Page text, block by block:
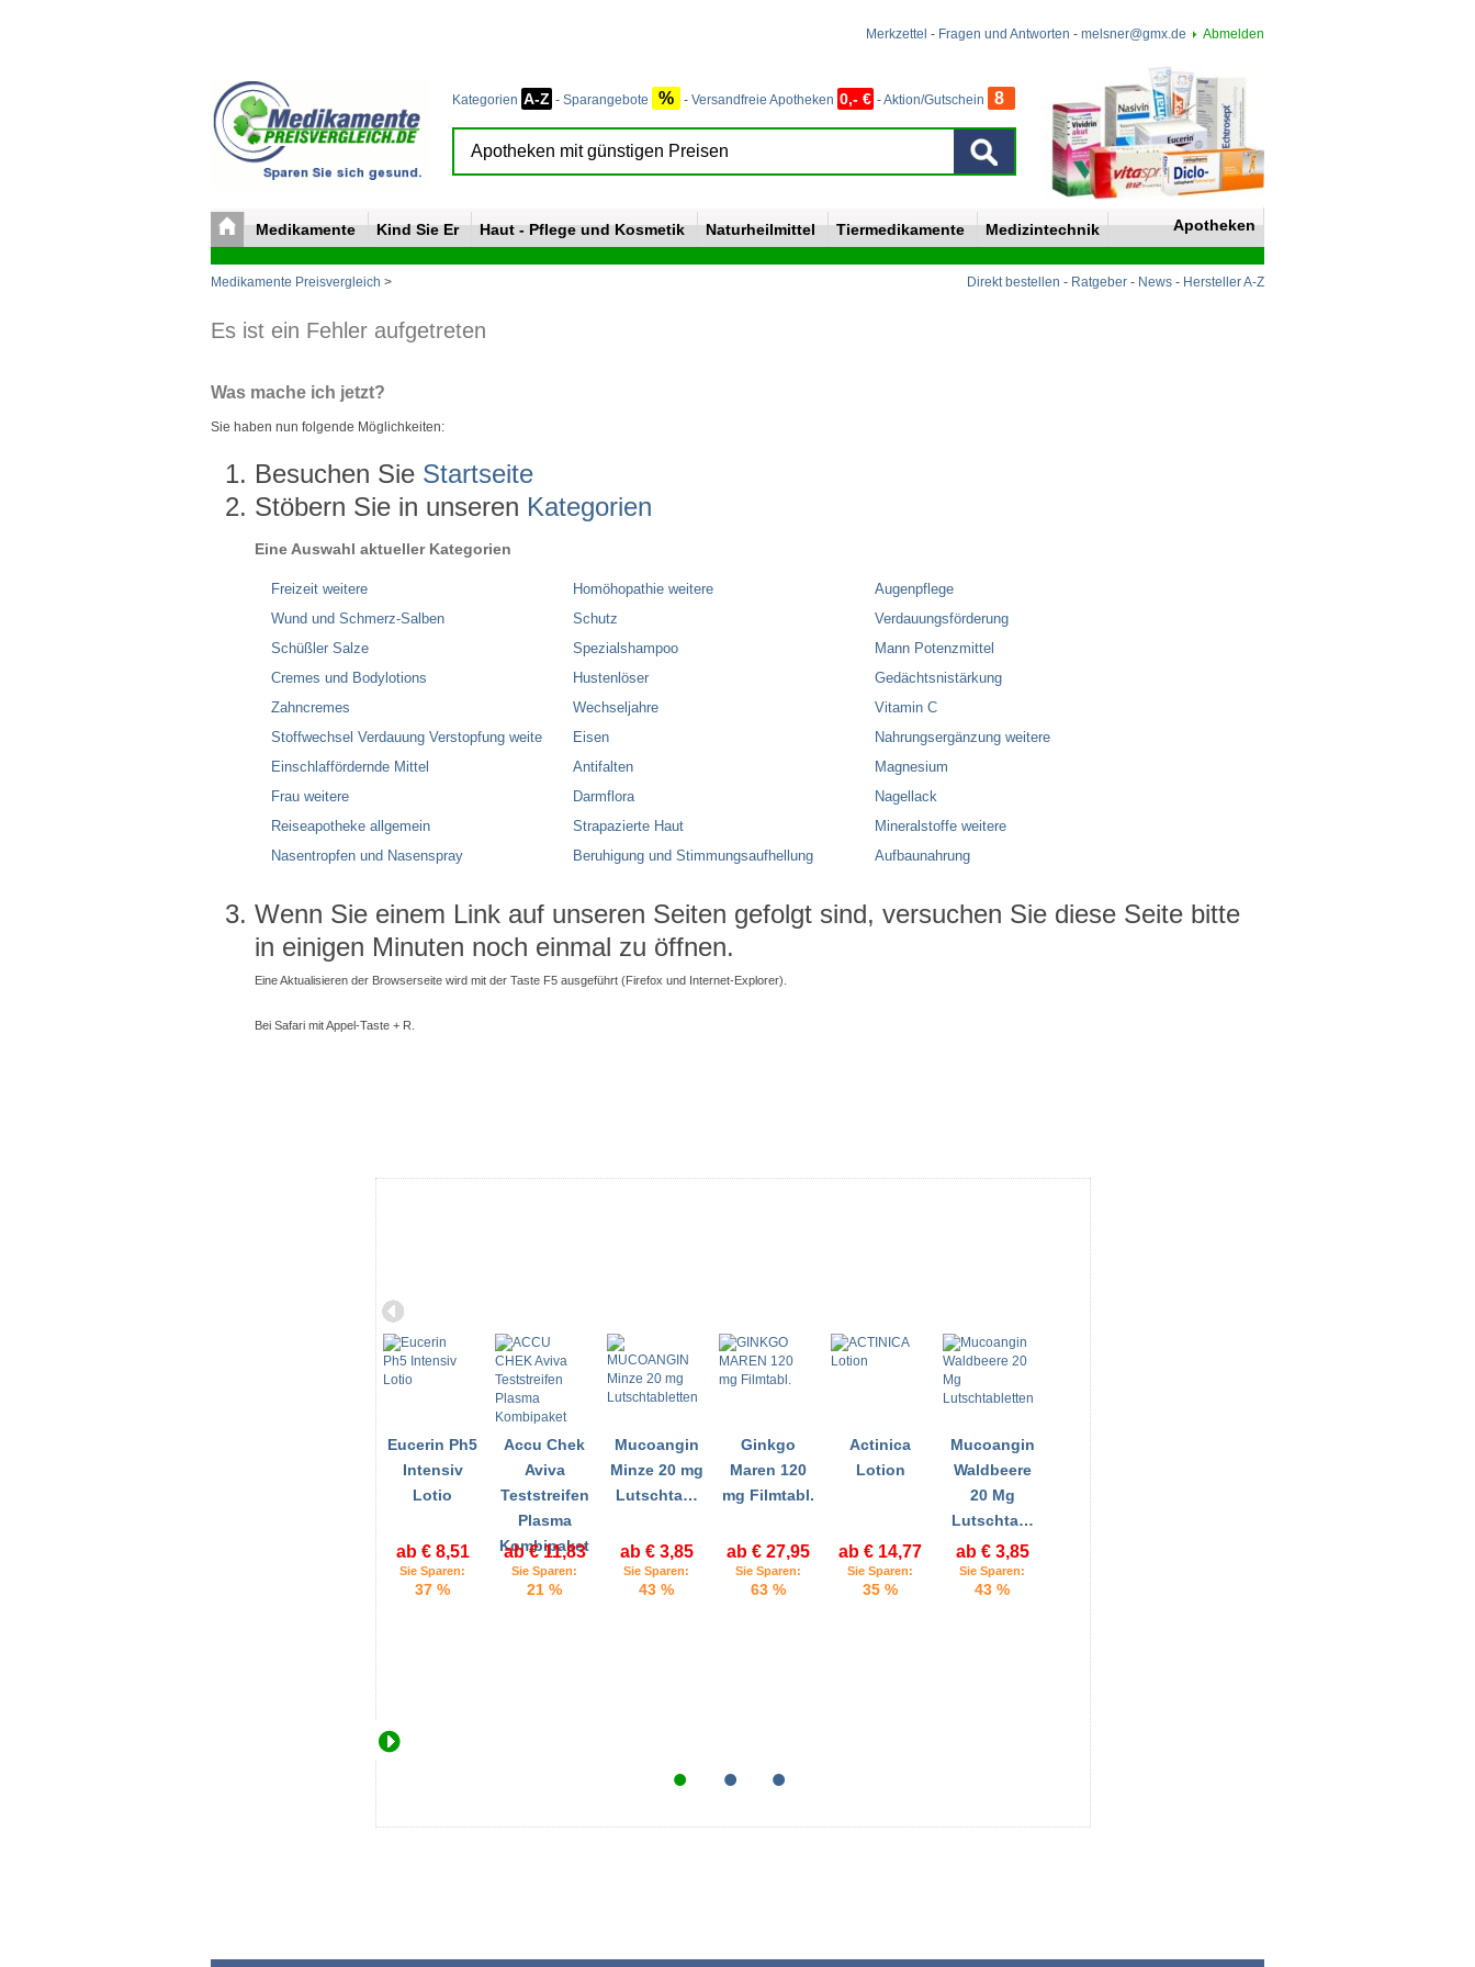
Merkzettel - Fragen und Antworten - melsner@gmx.de Abmelden
Kategorien A-Z - Sparangebote % - Versandfreie Apotheken 0,- € -Aktion/Gutschein 8
Medikamente Kind Sie Er Haut - Pflege und Kosmetik Naturheilmittel Tiermedikamente Medizintechnik Apotheken
Medikamente Preisvergleich > Direkt bestellen - Ratgeber - News - Hersteller A-Z
Es ist ein Fehler aufgetreten
Was mache ich jetzt?
Sie haben nun folgende Möglichkeiten:
Besuchen Sie Startseite
Stöbern Sie in unseren Kategorien
Eine Auswahl aktueller Kategorien
Freizeit weitere
Wund und Schmerz-Salben
Schüßler Salze
Cremes und Bodylotions
Zahncremes
Stoffwechsel Verdauung Verstopfung weite
Einschlaffördernde Mittel
Frau weitere
Reiseapotheke allgemein
Nasentropfen und Nasenspray
Homöhopathie weitere
Schutz
Spezialshampoo
Hustenlöser
Wechseljahre
Eisen
Antifalten
Darmflora
Strapazierte Haut
Beruhigung und Stimmungsaufhellung
Augenpflege
Verdauungsförderung
Mann Potenzmittel
Gedächtsnistärkung
Vitamin C
Nahrungsergänzung weitere
Magnesium
Nagellack
Mineralstoffe weitere
Aufbaunahrung
Wenn Sie einem Link auf unseren Seiten gefolgt sind, versuchen Sie diese Seite bitte
in einigen Minuten noch einmal zu öffnen.
Eine Aktualisieren der Browserseite wird mit der Taste F5 ausgeführt (Firefox und Internet-Explorer).
Bei Safari mit Appel-Taste + R.
Eucerin Ph5
Intensiv
Lotio
ab € 8,51
Sie Sparen:
37 %
Accu Chek
Aviva
Teststreifen
Plasma
Kombipaket
ab € 11,83
Sie Sparen:
21 %
Mucoangin
Minze 20 mg
Lutschta…
ab € 3,85
Sie Sparen:
43 %
Ginkgo
Maren 120
mg Filmtabl.
ab € 27,95
Sie Sparen:
63 %
Actinica
Lotion
ab € 14,77
Sie Sparen:
35 %
Mucoangin
Waldbeere
20 Mg
Lutschta…
ab € 3,85
Sie Sparen:
43 %
• • •